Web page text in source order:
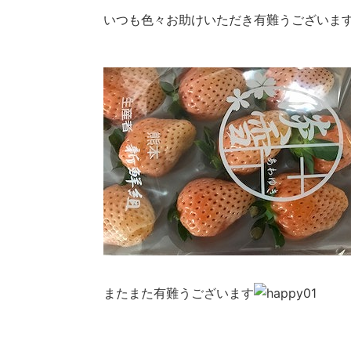
いつも色々お助けいただき有難うございま
またまた有難うございます